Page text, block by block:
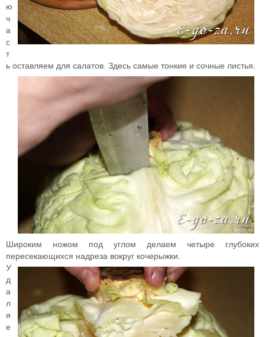
ю
ч
а
с
т
ь оставляем для салатов. Здесь самые тонкие и сочные листья.
Широким ножом под углом делаем четыре глубоких
пересекающихся надреза вокруг кочерыжки.
У
д
а
л
я
е